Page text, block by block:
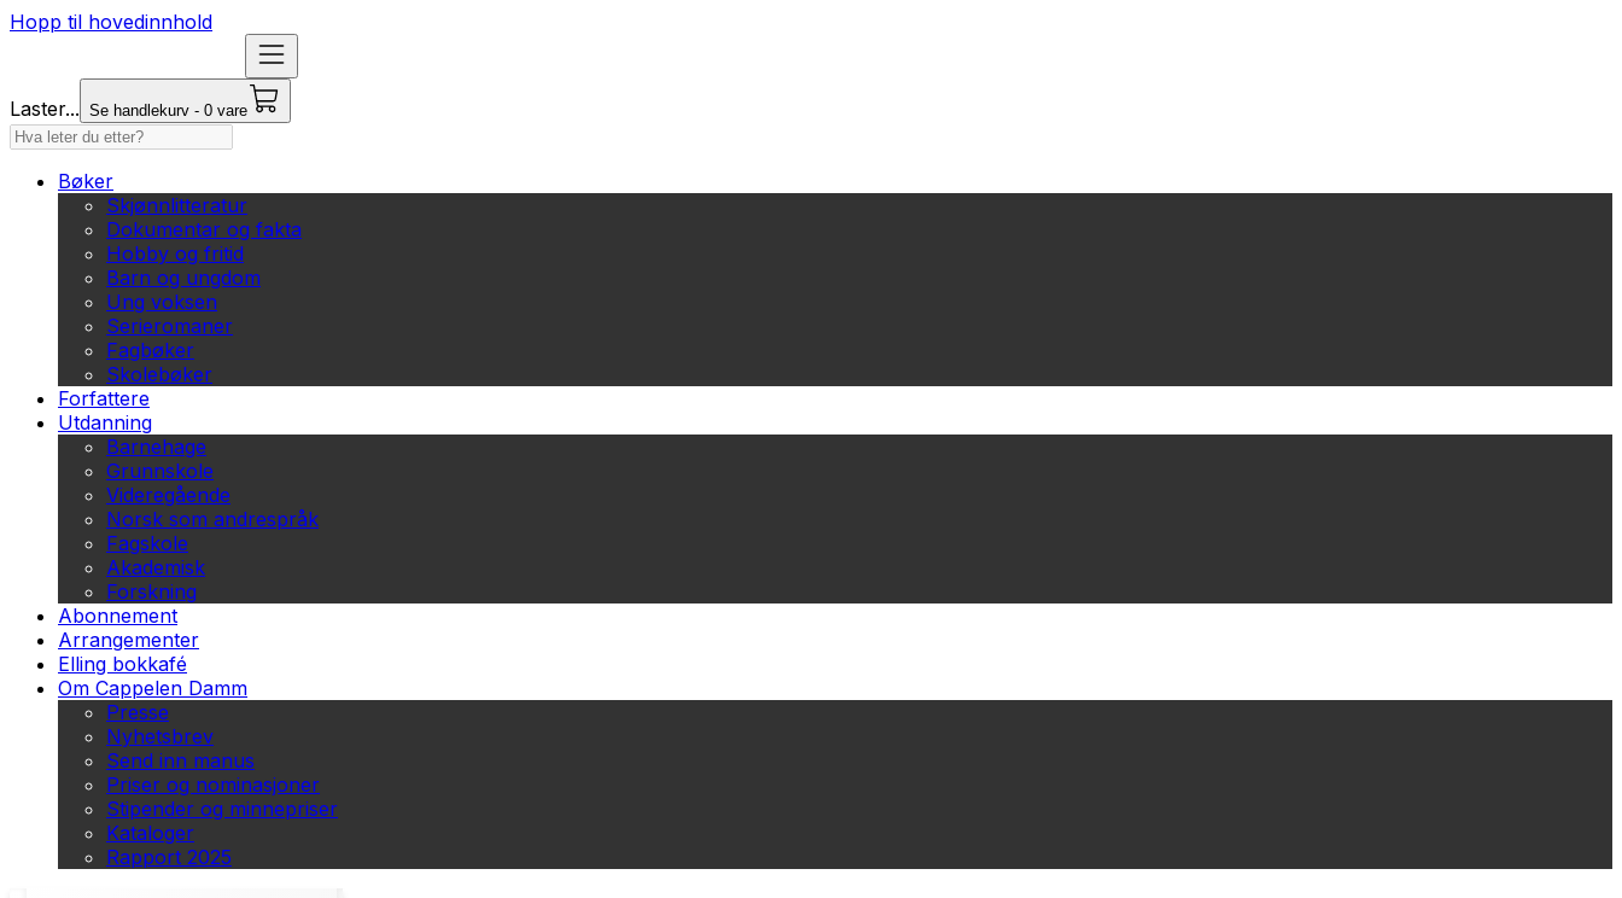
Hopp til hovedinnhold
Laster... Se handlekurv - 0 vare
Bøker
Skjønnlitteratur
Dokumentar og fakta
Hobby og fritid
Barn og ungdom
Ung voksen
Serieromaner
Fagbøker
Skolebøker
Forfattere
Utdanning
Barnehage
Grunnskole
Videregående
Norsk som andrespråk
Fagskole
Akademisk
Forskning
Abonnement
Arrangementer
Elling bokkafé
Om Cappelen Damm
Presse
Nyhetsbrev
Send inn manus
Priser og nominasjoner
Stipender og minnepriser
Kataloger
Rapport 2025